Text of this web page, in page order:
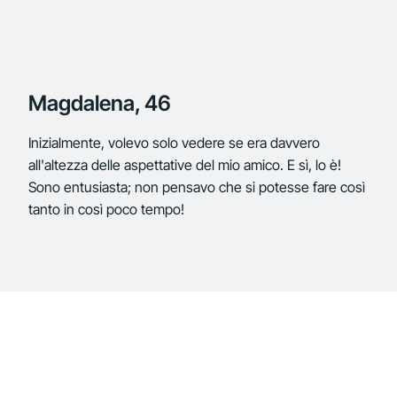
Magdalena, 46
Inizialmente, volevo solo vedere se era davvero
all'altezza delle aspettative del mio amico. E sì, lo è!
Sono entusiasta; non pensavo che si potesse fare così
tanto in così poco tempo!